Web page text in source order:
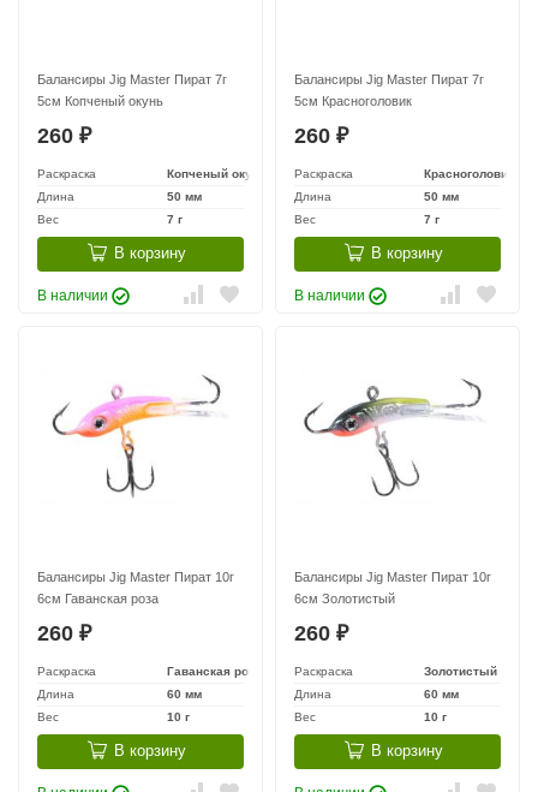
Балансиры Jig Master Пират 7г
5см Копченый окунь
260 ₽
Раскраска
Копченый окунь
Длина
50 мм
Вес
7 г
В корзину
В наличии
Балансиры Jig Master Пират 7г
5см Красноголовик
260 ₽
Раскраска
Красноголовик
Длина
50 мм
Вес
7 г
В корзину
В наличии
Балансиры Jig Master Пират 10г
6см Гаванская роза
260 ₽
Раскраска
Гаванская роза
Длина
60 мм
Вес
10 г
В корзину
Балансиры Jig Master Пират 10г
6см Золотистый
260 ₽
Раскраска
Золотистый
Длина
60 мм
Вес
10 г
В корзину